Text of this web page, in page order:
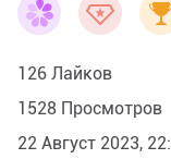
126 Лайков
1528 Просмотров
22 Август 2023,